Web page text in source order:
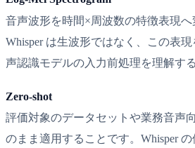
音声波形を時間×周波数の特徴表現へ
Whisper は生波形ではなく、この表
声認識モデルの入力前処理を理解す
Zero-shot
評価対象のデータセットや業務音声
のまま適用することです。Whisper